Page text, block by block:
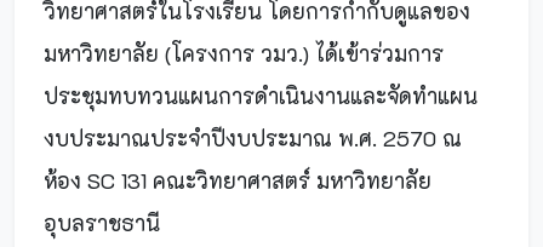
วิทยาศาสตร์ในโรงเรียน โดยการกำกับดูแลของ
มหาวิทยาลัย (โครงการ วมว.) ได้เข้าร่วมการ
ประชุมทบทวนแผนการดำเนินงานและจัดทำแผน
งบประมาณประจำปีงบประมาณ พ.ศ. 2570 ณ
ห้อง SC 131 คณะวิทยาศาสตร์ มหาวิทยาลัย
อุบลราชธานี